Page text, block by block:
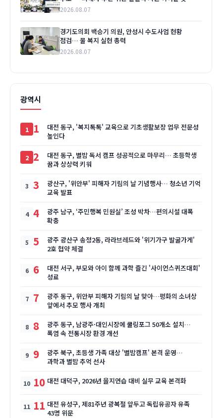
2026.08.07
경기도의회 백승기 의원, 안성시 수도사업 현황
점검… 물 복지 실현 총력
2026.08.07
광역시
1
대전 동구, '복지톡톡' 교육으로 기초생활보장 업무 전문성
높인다
2
대전 동구, 별밤 독서 캠프 성공적으로 마무리… 초등학생
꿈과 상상력 키워
3
광산구, '위안부' 피해자 기림의 날 기념행사… 청소년 기억
교육 발표
4
광주 남구, ‘주민행복 민원실’ 조성 박차…편의시설 대폭
확충
5
광주 광산구 송정2동, 라라브레드와 '위기가구 발굴가게'
2호 협약 체결
6
대전 서구, 부모와 아이 함께 과학 즐긴 '사이언스퀴즈대회'
성료
7
광주 동구, 위안부 피해자 기림의 날 맞아…평화의 소녀상
앞에서 추모 행사 개최
8
광주 동구, 남광주·대인시장에 쿨링포그 50개소 설치…
폭염 속 전통시장 환경 개선
9
광주 북구, 초등생 가족 대상 '별밤캠프' 본격 운영…
과학과 별밤 추억 선사
10 대전 대덕구, 2026년 을지연습 대비 실무 교육 본격화
11 대전 유성구, 제81주년 광복절 앞두고 독립유공자 유족
43명 위문